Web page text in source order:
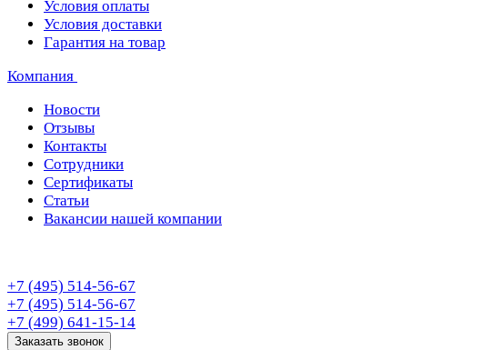
Условия оплаты
Условия доставки
Гарантия на товар
Компания
Новости
Отзывы
Контакты
Сотрудники
Сертификаты
Статьи
Вакансии нашей компании
+7 (495) 514-56-67
+7 (495) 514-56-67
+7 (499) 641-15-14
Заказать звонок